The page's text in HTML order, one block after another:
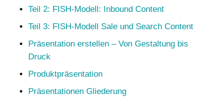
Teil 2: FISH-Modell: Inbound Content
Teil 3: FISH-Modell Sale und Search Content
Präsentation erstellen – Von Gestaltung bis
Druck
Produktpräsentation
Präsentationen Gliederung